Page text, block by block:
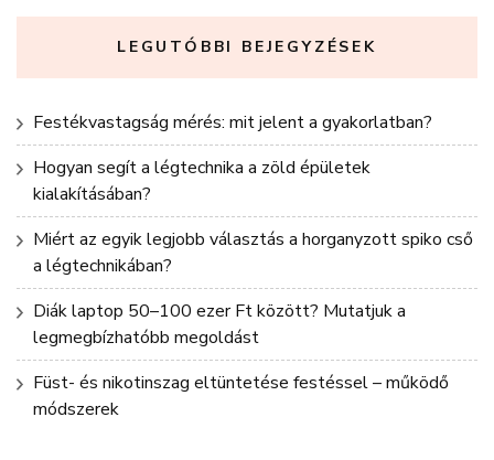
LEGUTÓBBI BEJEGYZÉSEK
Festékvastagság mérés: mit jelent a gyakorlatban?
Hogyan segít a légtechnika a zöld épületek
kialakításában?
Miért az egyik legjobb választás a horganyzott spiko cső
a légtechnikában?
Diák laptop 50–100 ezer Ft között? Mutatjuk a
legmegbízhatóbb megoldást
Füst- és nikotinszag eltüntetése festéssel – működő
módszerek